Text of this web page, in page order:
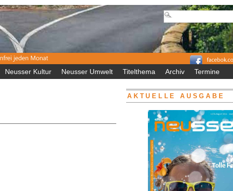
Neusser Kultur Neusser Umwelt Titelthema Archiv Termine
AKTUELLE AUSGABE